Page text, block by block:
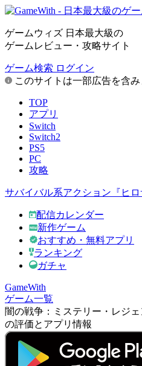
ゲームウィズ 日本最大級の
ゲームレビュー・攻略サイト
ゲーム検索 ログイン
このサイトは一部広告を含み
TOP
アプリ
Switch
Switch2
PS5
PC
攻略
サバイバル系アクション『ヒロ
配信カレンダー
新作ゲーム
おすすめ・無料アプリ
ランキング
ガチャ
GameWith
ゲーム一覧
闇の戦争：ミステリー・レジェ
の評価とアプリ情報